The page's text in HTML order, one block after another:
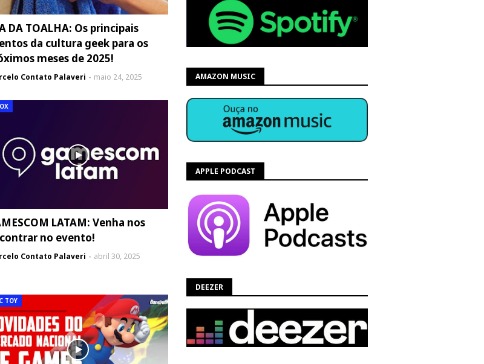
DA TOALHA: Os principais
da cultura geek para os
meses de 2025!
Contato Palaveri maio 24, 2025
LATAM: Venha nos
no evento!
Contato Palaveri abril 30, 2025
TOY
AMAZON MUSIC
APPLE PODCAST
DEEZER